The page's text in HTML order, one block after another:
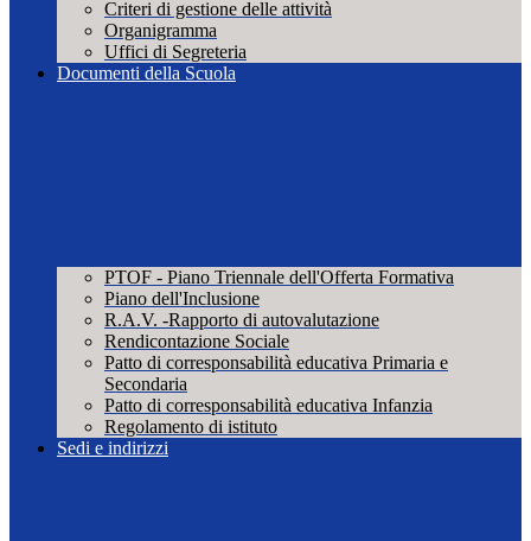
Criteri di gestione delle attività
Organigramma
Uffici di Segreteria
Documenti della Scuola
PTOF - Piano Triennale dell'Offerta Formativa
Piano dell'Inclusione
R.A.V. -Rapporto di autovalutazione
Rendicontazione Sociale
Patto di corresponsabilità educativa Primaria e
Secondaria
Patto di corresponsabilità educativa Infanzia
Regolamento di istituto
Sedi e indirizzi